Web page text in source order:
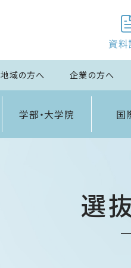
地域の方へ 企業の方へ
学部・大学院 国
選